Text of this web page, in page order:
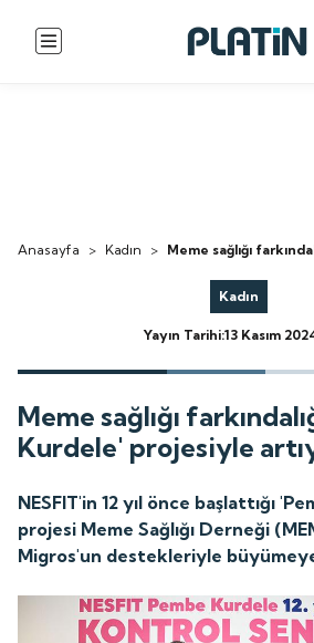
Anasayfa > Kadın > Meme sağlığı
Kadın
Yayın Tarihi:13 Kasım
Meme sağlığı
Kurdele' projesiyle
NESFIT'in 12 yıl önce başlattığı
projesi Meme Sağlığı Derneği
Migros'un destekleriyle